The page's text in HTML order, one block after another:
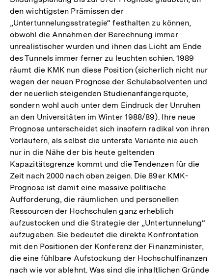
den wichtigsten Prämissen der
„Untertunnelungsstrategie“ festhalten zu können,
obwohl die Annahmen der Berechnung immer
unrealistischer wurden und ihnen das Licht am Ende
des Tunnels immer ferner zu leuchten schien. 1989
räumt die KMK nun diese Position (sicherlich nicht nur
wegen der neuen Prognose der Schulabsolventen und
der neuerlich steigenden Studienanfängerquote,
sondern wohl auch unter dem Eindruck der Unruhen
an den Universitäten im Winter 1988/89). Ihre neue
Prognose unterscheidet sich insofern radikal von ihren
Vorläufern, als selbst die unterste Variante nie auch
nur in die Nähe der bis heute geltenden
Kapazitätsgrenze kommt und die Tendenzen für die
Zeit nach 2000 nach oben zeigen. Die 89er KMK-
Prognose ist damit eine massive politische
Aufforderung, die räumlichen und personellen
Ressourcen der Hochschulen ganz erheblich
aufzustocken und die Strategie der „Untertunnelung“
aufzugeben. Sie bedeutet die direkte Konfrontation
mit den Positionen der Konferenz der Finanzminister,
die eine fühlbare Aufstockung der Hochschulfinanzen
nach wie vor ablehnt. Was sind die inhaltlichen Gründe